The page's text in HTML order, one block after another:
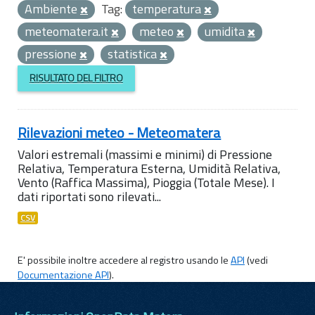
Ambiente
Tag: temperatura
meteomatera.it
meteo
umidita
pressione
statistica
RISULTATO DEL FILTRO
Rilevazioni meteo - Meteomatera
Valori estremali (massimi e minimi) di Pressione
Relativa, Temperatura Esterna, Umidità Relativa,
Vento (Raffica Massima), Pioggia (Totale Mese). I
dati riportati sono rilevati...
CSV
E' possibile inoltre accedere al registro usando leAPI(vedi
Documentazione API).